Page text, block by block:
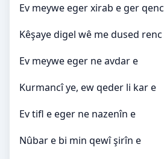
Ev meywe eger xirab e ger qenc
Kêşaye digel wê me dused renc
Ev meywe eger ne avdar e
Kurmancî ye, ew qeder li kar e
Ev tifl e eger ne nazenîn e
Nûbar e bi min qewî şirîn e